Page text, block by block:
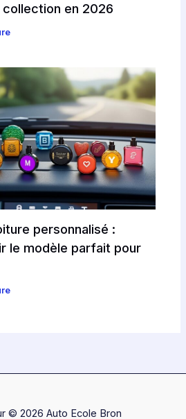
en 2026
personnalisé :
le modèle parfait pour
© 2026 Auto Ecole Bron